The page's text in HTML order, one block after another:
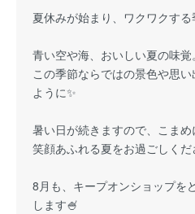
夏休みが始まり、ワクワクす
青い空や海、おいしい夏の味覚。
この季節ならではの景色や思
ように✨
暑い日が続きますので、こまめ
笑顔あふれる夏をお過ごしくだ
8月も、キープオンショップを
します🍧